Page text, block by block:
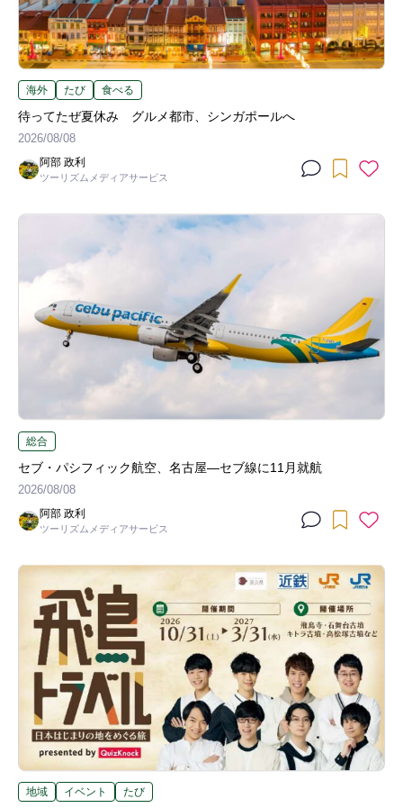
海外 たび 食べる
待ってたぜ夏休み グルメ都市、シンガポールへ
2026/08/08
阿部 政利
ツーリズムメディアサービス
総合
セブ・パシフィック航空、名古屋―セブ線に11月就航
2026/08/08
阿部 政利
ツーリズムメディアサービス
地域 イベント たび